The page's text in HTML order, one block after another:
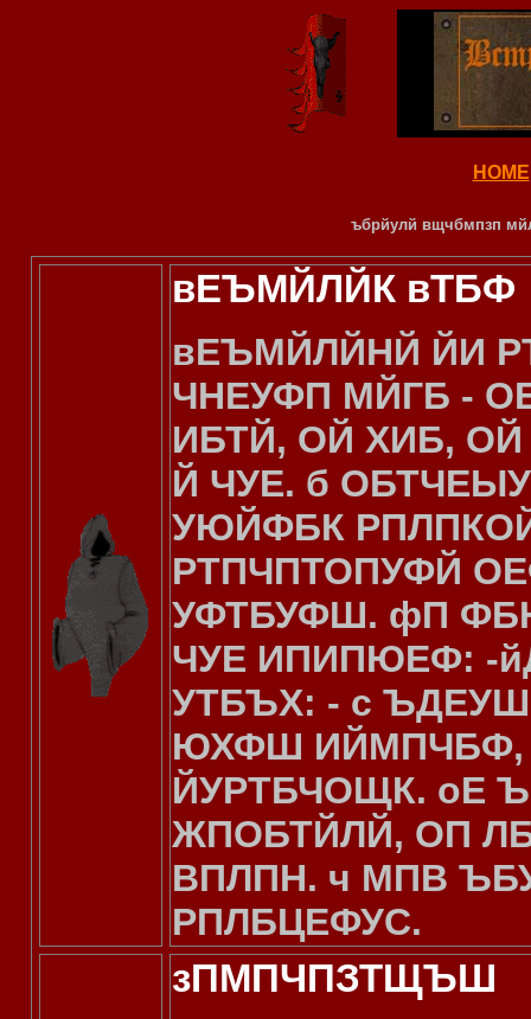
HOME
ъбрйулй вщчбмпзп
вЕЪМЙЛЙК вТБФ
вЕЪМЙЛЙНЙ ЙИ
ЧНЕУФП МЙГБ -
ИБТЙ, ОЙ ХИБ,
Й ЧУЕ. б
УЮЙФБК
РТПЧПТОПУФЙ
УФТБУФШ. фП
ЧУЕ ИПИПЮЕФ: -
УТБЪХ: - с
ЮХФШ ИЙМПЧБФ,
ЙУРТБЧОЩК. оЕ
ЖПОБТЙЛЙ, ОП
ВПЛПН. ч МПВ
РПЛБЦЕФУС.
зПМПЧПЗТЩЪШ